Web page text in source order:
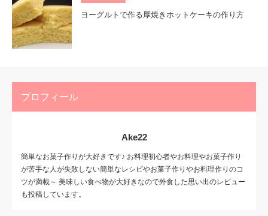
ヨーグルトで作る厚焼きホットケーキの作り方
プロフィール
Ake22
簡単なお菓子作りが大好きです♪ お料理初心者やお料理やお菓子作り
が苦手な人が失敗しない簡単なレシピやお菓子作りやお料理作りのコ
ツが満載～ 美味しい食べ物が大好きなので外食した思い出のレビュー
も投稿しています。